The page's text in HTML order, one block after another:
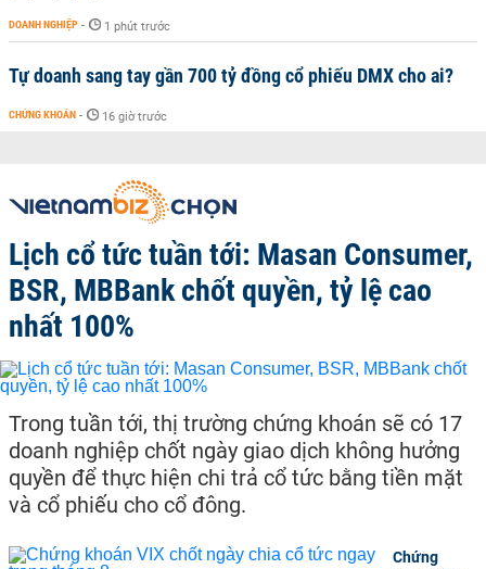
DOANH NGHIỆP - 1 phút trước
Tự doanh sang tay gần 700 tỷ đồng cổ phiếu DMX cho ai?
CHỨNG KHOÁN - 16 giờ trước
Lịch cổ tức tuần tới: Masan Consumer,
BSR, MBBank chốt quyền, tỷ lệ cao
nhất 100%
Trong tuần tới, thị trường chứng khoán sẽ có 17
doanh nghiệp chốt ngày giao dịch không hưởng
quyền để thực hiện chi trả cổ tức bằng tiền mặt
và cổ phiếu cho cổ đông.
Chứng